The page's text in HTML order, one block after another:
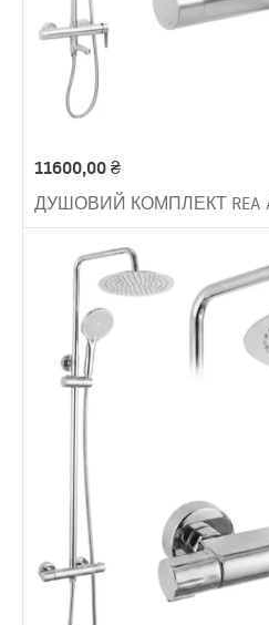
11600,00₴
ДУШОВИЙ КОМПЛЕКТ REA